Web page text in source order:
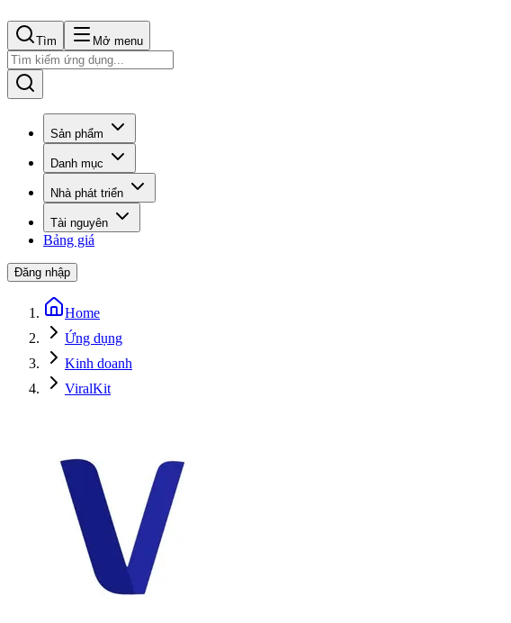
Tìm Mở menu
Sản phẩm
Danh mục
Nhà phát triển
Tài nguyên
Bảng giá
Đăng nhập
Home
Ứng dụng
Kinh doanh
ViralKit